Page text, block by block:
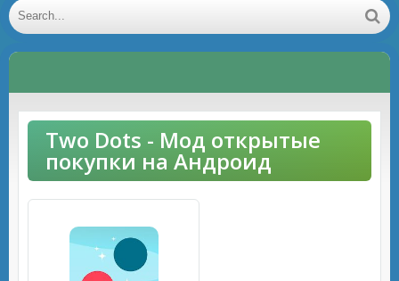
Two Dots - Мод открытые
покупки на Андроид